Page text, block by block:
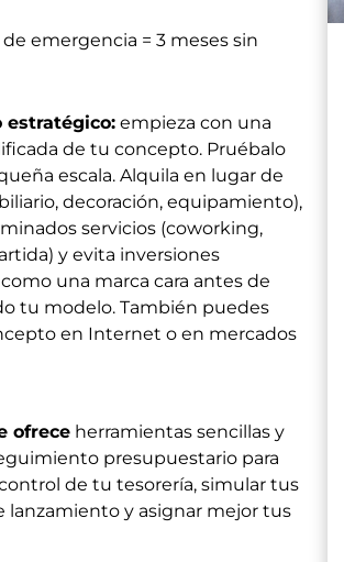
emergencia = 3 meses sin
estratégico: empieza con una
de tu concepto. Pruébalo
escala. Alquila en lugar de
decoración, equipamiento),
servicios (coworking,
y evita inversiones
una marca cara antes de
tu modelo. También puedes
en Internet o en mercados
ofrece herramientas sencillas y
presupuestario para
de tu tesorería, simular tus
lanzamiento y asignar mejor tus